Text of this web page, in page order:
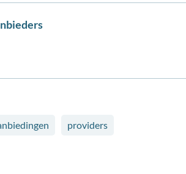
providers